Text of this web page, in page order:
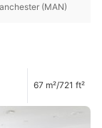
(MAN)
67 m²/721 ft²